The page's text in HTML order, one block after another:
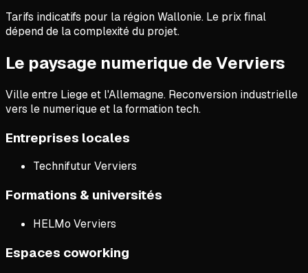
Tarifs indicatifs pour la régionWallonie. Le prix final
dépend de la complexité du projet.
Le paysage numerique de Verviers
Ville entre Liege et l'Allemagne. Reconversion industrielle
vers le numerique et la formation tech.
Entreprises locales
Technifutur Verviers
Formations & universités
HELMo Verviers
Espaces coworking